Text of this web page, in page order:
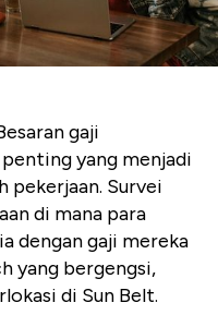
gaji
yang menjadi
pekerjaan. Survei
di mana para
dengan gaji mereka
yang bergengsi,
di Sun Belt.